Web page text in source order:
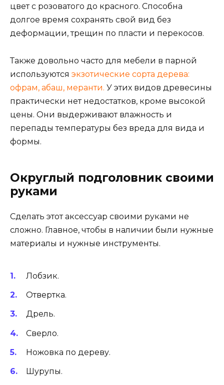
цвет с розоватого до красного. Способна
долгое время сохранять свой вид без
деформации, трещин по пласти и перекосов.
Также довольно часто для мебели в парной
используются экзотические сорта дерева:
офрам, абаш, меранти. У этих видов древесины
практически нет недостатков, кроме высокой
цены. Они выдерживают влажность и
перепады температуры без вреда для вида и
формы.
Округлый подголовник своими
руками
Сделать этот аксессуар своими руками не
сложно. Главное, чтобы в наличии были нужные
материалы и нужные инструменты.
Лобзик.
Отвертка.
Дрель.
Сверло.
Ножовка по дереву.
Шурупы.